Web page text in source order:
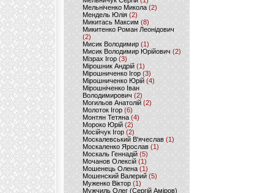
Мельніченко Микола (2)
Мендель Юлія (2)
Микитась Максим (8)
Микитенко Роман Леонідович
(2)
Мисик Володимир (1)
Мисик Володимир Юрійович(2)
Мізрах Ігор(3)
Мірошник Андрій(1)
Мірошниченко Ігор (3)
Мірошниченко Юрій(4)
Мірошніченко Іван
Володимирович (2)
Могильов Анатолій (2)
Молоток Ігор (6)
Монтян Тетяна (4)
Мороко Юрій(2)
Мосійчук Ігор (2)
Москалевський В'ячеслав (1)
Москаленко Ярослав (1)
Москаль Геннадій (5)
Мочанов Олексій(1)
Мошенець Олена(1)
Мошенский Валерий (5)
Муженко Віктор (1)
Мужчиль Олег (Сергій Аміров)